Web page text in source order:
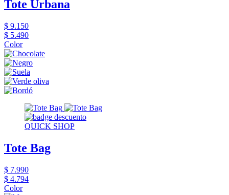
Tote Urbana
$ 9.150
$ 5.490
Color
QUICK SHOP
Tote Bag
$ 7.990
$ 4.794
Color